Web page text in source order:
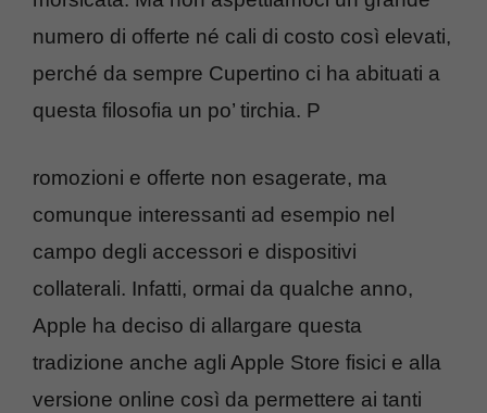
numero di offerte né cali di costo così elevati,
perché da sempre Cupertino ci ha abituati a
questa filosofia un po’ tirchia. P
romozioni e offerte non esagerate, ma
comunque interessanti ad esempio nel
campo degli accessori e dispositivi
collaterali. Infatti, ormai da qualche anno,
Apple ha deciso di allargare questa
tradizione anche agli Apple Store fisici e alla
versione online così da permettere ai tanti